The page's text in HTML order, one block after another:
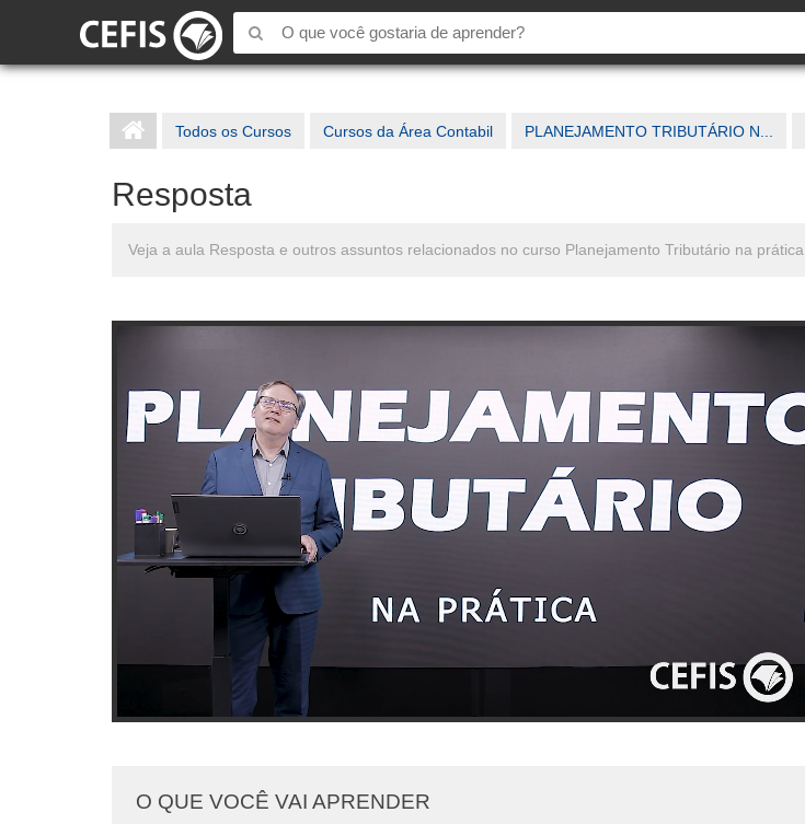
Todos os Cursos Cursos da Área Contabil PLANEJAMENTO TRIBUTÁRIO N...
Resposta
Veja a aula Resposta e outros assuntos relacionados no curso Planejamento Tributário na prática
O QUE VOCÊ VAI APRENDER